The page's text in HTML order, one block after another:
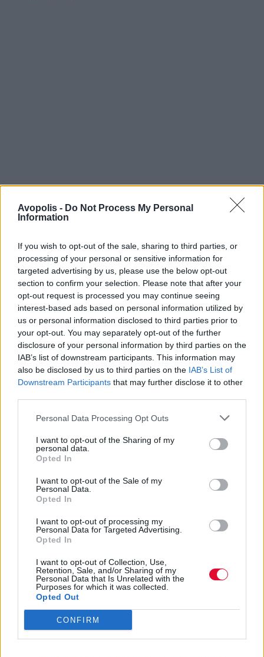
Avopolis - Do Not Process My Personal
Information
If you wish to opt-out of the sale, sharing to third parties, or
processing of your personal or sensitive information for
targeted advertising by us, please use the below opt-out
section to confirm your selection. Please note that after your
opt-out request is processed you may continue seeing
interest-based ads based on personal information utilized by
us or personal information disclosed to third parties prior to
your opt-out. You may separately opt-out of the further
disclosure of your personal information by third parties on the
IAB’s list of downstream participants. This information may
also be disclosed by us to third parties on the IAB’s List of
Downstream Participants that may further disclose it to other
Personal Data Processing Opt Outs
I want to opt-out of the Sharing of my
personal data.
Opted In
I want to opt-out of the Sale of my
Personal Data.
Opted In
I want to opt-out of processing my
Personal Data for Targeted Advertising.
Opted In
I want to opt-out of Collection, Use,
Retention, Sale, and/or Sharing of my
Personal Data that Is Unrelated with the
Purposes for which it was collected.
Opted Out
CONFIRM